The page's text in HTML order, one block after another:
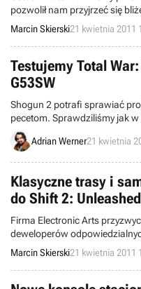
pozwolił nam przyjrzeć się
zastąpi jednak
tytułu, co twórcy zamierzają
Marcin Skierski21 kwietnia 2011
Testujemy Total War:
G53SW
Shogun 2 potrafi sprawiać
pecetom. Sprawdziliśmy jak w
Adrian Werner21 kwietnia
Klasyczne trasy i
do Shift 2: Unleashed
Firma Electronic Arts
deweloperów
Speed do wypuszczania
nie dziwi nas zapowiedź
Marcin Skierski21 kwietnia 2011